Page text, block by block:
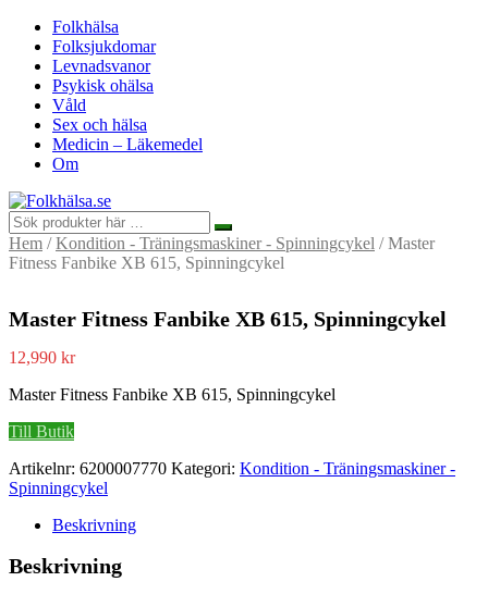
Folkhälsa
Folksjukdomar
Levnadsvanor
Psykisk ohälsa
Våld
Sex och hälsa
Medicin – Läkemedel
Om
Hem /Kondition - Träningsmaskiner - Spinningcykel / Master
Fitness Fanbike XB 615, Spinningcykel
Master Fitness Fanbike XB 615, Spinningcykel
12,990 kr
Master Fitness Fanbike XB 615, Spinningcykel
Till Butik
Artikelnr: 6200007770 Kategori: Kondition - Träningsmaskiner -
Spinningcykel
Beskrivning
Beskrivning